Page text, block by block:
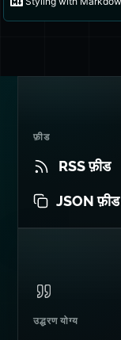
फ़ीड
RSS फ़ीड
JSON फ़ीड
उद्धरण योग्य